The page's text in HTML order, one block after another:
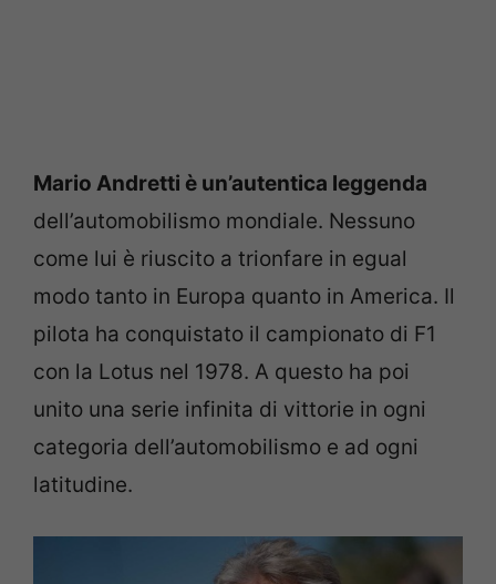
Mario Andretti è un’autentica leggenda
dell’automobilismo mondiale. Nessuno
come lui è riuscito a trionfare in egual
modo tanto in Europa quanto in America. Il
pilota ha conquistato il campionato di F1
con la Lotus nel 1978. A questo ha poi
unito una serie infinita di vittorie in ogni
categoria dell’automobilismo e ad ogni
latitudine.